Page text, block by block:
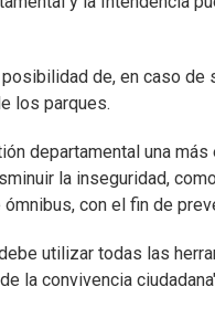
de, en caso de
los parques.
departamental una
la inseguridad,
con el fin de
utilizar todas las
la convivencia